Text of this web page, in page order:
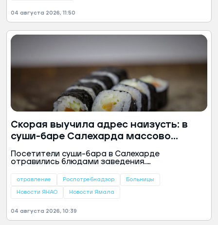
04 августа 2026, 11:50
Скорая выучила адрес наизусть: в
суши-баре Салехарда массово
отравились посетители
Посетители суши-бара в Салехарде
отравились блюдами заведения.
издании Muksun.fm.
отравление Роспотребнадзор Больницы
Новости ЯНАО Новости Ямала
04 августа 2026, 10:39